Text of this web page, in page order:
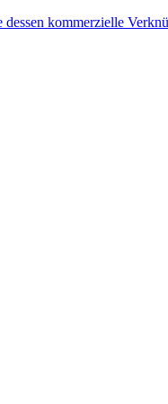
kommerzielle